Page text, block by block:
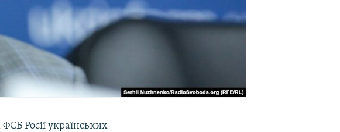
Росії українських